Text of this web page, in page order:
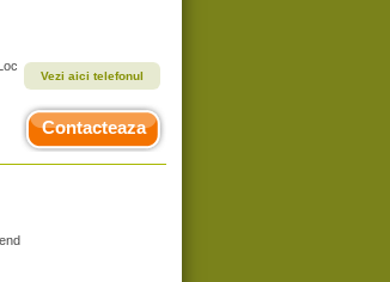
Vezi aici telefonul
Contacteaza